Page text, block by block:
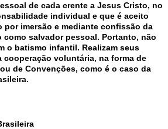
de cada crente a Jesus Cristo, no
individual e que é aceito
por imersão e mediante confissão da
como salvador pessoal. Portanto, não
o batismo infantil. Realizam seus
voluntária, na forma de
de Convenções, como é o caso da